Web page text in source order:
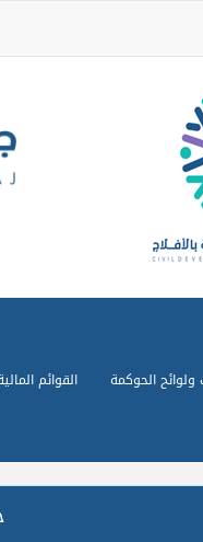
الحوكمة القوائم المالية